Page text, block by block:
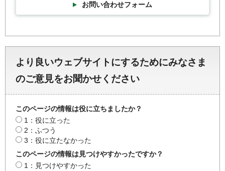
お問い合わせフォーム
より良いウェブサイトにするためにみなさま
のご意見をお聞かせください
このページの情報は役に立ちましたか？
1：役に立った
2：ふつう
3：役に立たなかった
このページの情報は見つけやすかったですか？
1：見つけやすかった